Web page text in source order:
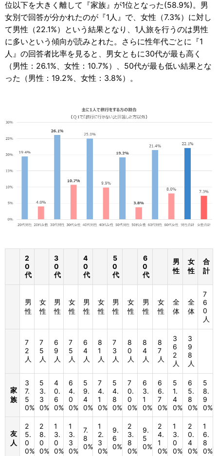
位以下を大きく離して『家族』が1位となった(58.9%)。男
女別で回答が分かれたのが『1人』で、女性（7.3%）に対し
て男性（22.1%）という結果となり、1人旅を行うのは男性
に多いという傾向が読みとれた。さらに性年代ごとに『1
人』の回答者比率を見ると、男女ともに30代が最も高く
（男性：26.1%、女性：10.7%）、50代が最も低い結果とな
った（男性：19.2%、女性：3.8%）。
2
0
代
3
0
代
4
0
代
5
0
代
6
0
代
男
性
女
性
合
計
男
性
女
性
男
性
女
性
男
性
女
性
男
性
女
性
男
性
女
性
全
体
全
体
7
6
0
人
7
2
人
7
5
人
6
9
人
7
5
人
6
4
人
8
1
人
7
3
人
8
0
人
8
4
人
8
7
人
3
6
2
人
3
9
8
人
家
族
3
7.
5
0%
5
3.
3
0%
4
0.
6
0%
6
4.
0
0%
5
9.
4
0%
7
4.
1
0%
5
4.
8
0%
7
0.
0
0%
6
3.
1
0%
6
6.
7
0%
5
1.
4
0%
6
5.
8
0%
5
8.
9
0%
友
人
2
5.
0
0%
2
8.
0
0%
1
3.
0
0%
1
3.
3
0%
7.
8
0%
1
2.
3
0%
9.
6
0%
2
3.
8
0%
9.
5
0%
2
4.
1
0%
1
3.
0
0%
2
0.
4
0%
1
6.
8
0%